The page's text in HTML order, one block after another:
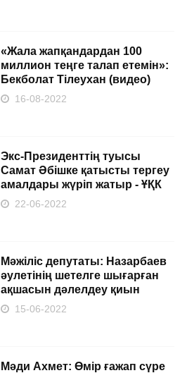
«Жала жапқандардан 100
миллион теңге талап етемін»:
Бекболат Тілеухан (видео)
16-08-2022
Экс-Президенттің туысы
Самат Әбішке қатысты тергеу
амалдары жүріп жатыр - ҰҚК
22-06-2022
Мәжіліс депутаты: Назарбаев
әулетінің шетелге шығарған
ақшасын дәлелдеу қиын
15-06-2022
Мәди Ахмет: Өмір ғажап сүре